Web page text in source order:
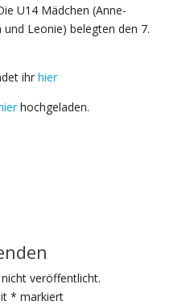
U14 Mädchen (Anne-
Leonie) belegten den 7.
ihr hier
hochgeladen.
veröffentlicht.
* markiert